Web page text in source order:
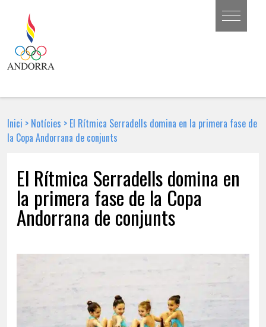
Inici > Notícies > El Rítmica Serradells domina en la primera fase de
la Copa Andorrana de conjunts
El Rítmica Serradells domina en
la primera fase de la Copa
Andorrana de conjunts